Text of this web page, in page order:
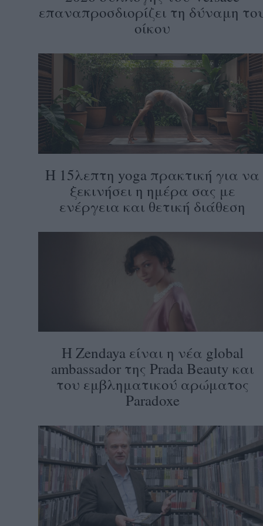
επαναπροσδιορίζει τη δύναμη
οίκου
Η 15λεπτη yoga πρακτική για να
ξεκινήσει η ημέρα σας με
ενέργεια και θετική διάθεση
Η Zendaya είναι η νέα global
ambassador της Prada Beauty και
του εμβληματικού αρώματος
Paradoxe